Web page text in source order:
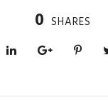
0 SHARES